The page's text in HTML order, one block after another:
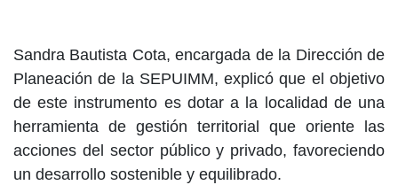
Sandra Bautista Cota, encargada de la Dirección de
Planeación de la SEPUIMM, explicó que el objetivo
de este instrumento es dotar a la localidad de una
herramienta de gestión territorial que oriente las
acciones del sector público y privado, favoreciendo
un desarrollo sostenible y equilibrado.